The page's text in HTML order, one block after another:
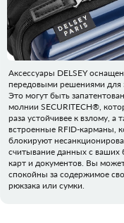
Аксессуары DELSEY
передовыми решениями для
Это могут быть
молнии SECURITECH®,
раза устойчивее к взлому, а
встроенные RFID-карманы,
блокируют
считывание данных с ваших
карт и документов. Вы
спокойны за содержимое
рюкзака или сумки.